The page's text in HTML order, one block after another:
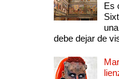
Es
debe dejar de